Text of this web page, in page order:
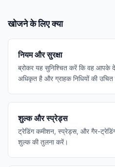
खोजने के लिए क्या
नियम और सुरक्षा
ब्रोकर यह सुनिश्चित करें कि वह आपके
अधिकृत है और ग्राहक निधियों की उचित
शुल्क और स्प्रेड्स
ट्रेडिंग कमीशन, स्प्रेड्स, और गैर-
शुल्क की तुलना करें।